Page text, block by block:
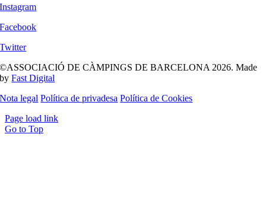
Instagram
Facebook
Twitter
©ASSOCIACIÓ DE CÀMPINGS DE BARCELONA 2026. Made
byFast Digital
Nota legal Política de privadesa Política de Cookies
Page load link
Go to Top